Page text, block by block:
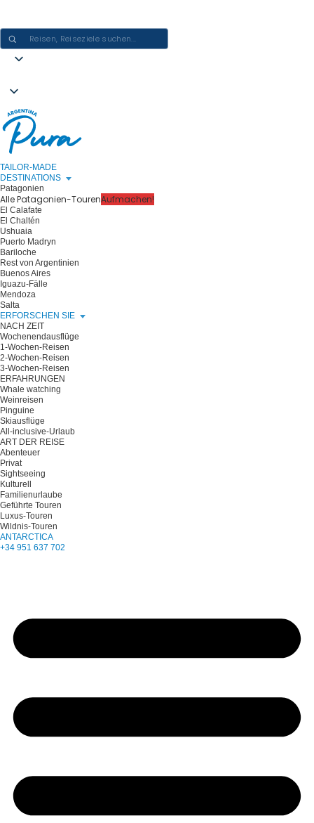
TAILOR-MADE
DESTINATIONS
Patagonien
Alle Patagonien-TourenAufmachen!
El Calafate
El Chaltén
Ushuaia
Puerto Madryn
Bariloche
Rest von Argentinien
Buenos Aires
Iguazu-Fälle
Mendoza
Salta
ERFORSCHEN SIE
NACH ZEIT
Wochenendausflüge
1-Wochen-Reisen
2-Wochen-Reisen
3-Wochen-Reisen
ERFAHRUNGEN
Whale watching
Weinreisen
Pinguine
Skiausflüge
All-inclusive-Urlaub
ART DER REISE
Abenteuer
Privat
Sightseeing
Kulturell
Familienurlaube
Geführte Touren
Luxus-Touren
Wildnis-Touren
ANTARCTICA
+34 951 637 702